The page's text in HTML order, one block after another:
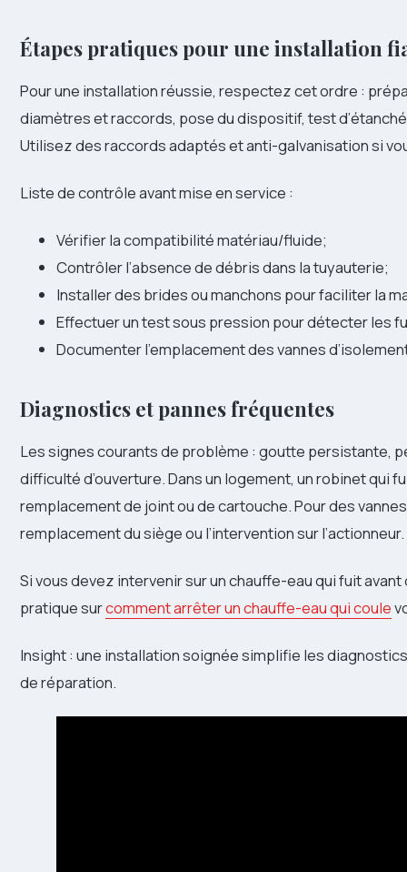
Étapes pratiques pour une installation
Pour une installation réussie, respectez cet ordre :
diamètres et raccords, pose du dispositif, test
Utilisez des raccords adaptés et anti-galvanisation si
Liste de contrôle avant mise en service :
Vérifier la compatibilité matériau/fluide;
Contrôler l’absence de débris dans la tuyauterie;
Installer des brides ou manchons pour faciliter la
Effectuer un test sous pression pour détecter les
Documenter l’emplacement des vannes
Diagnostics et pannes fréquentes
Les signes courants de problème : goutte persistante,
difficulté d’ouverture. Dans un logement, un robinet qui
remplacement de joint ou de cartouche. Pour des
remplacement du siège ou l’intervention sur l’actionneur.
Si vous devez intervenir sur un chauffe-eau qui fuit avant
pratique surcomment arrêter un chauffe-eau qui coule
Insight : une installation soignée simplifie les
de réparation.